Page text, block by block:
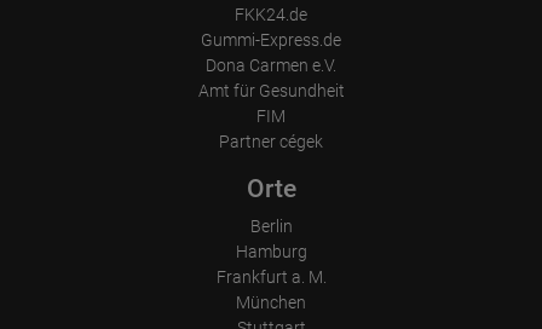
FKK24.de
Gummi-Express.de
Dona Carmen e.V.
Amt für Gesundheit
FIM
Partner cégek
Orte
Berlin
Hamburg
Frankfurt a. M.
München